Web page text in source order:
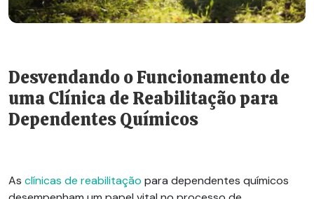
Desvendando o Funcionamento de
uma Clínica de Reabilitação para
Dependentes Químicos
As clínicas de reabilitação para dependentes químicos